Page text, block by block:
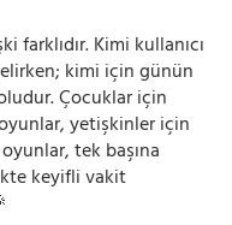
farklıdır. Kimi kullanıcı
kimi için günün
Çocuklar için
yetişkinler için
tek başına
keyifli vakit